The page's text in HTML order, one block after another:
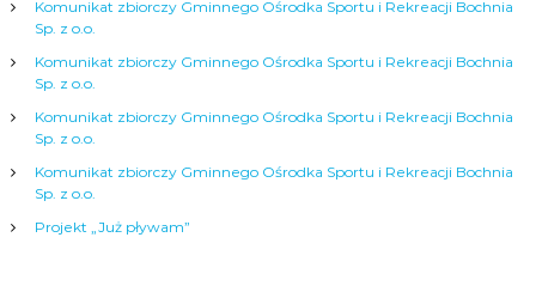
a
w
p
i
Komunikat zbiorczy Gminnego Ośrodka Sportu i Rekreacji Bochnia
Sp. z o.o.
Komunikat zbiorczy Gminnego Ośrodka Sportu i Rekreacji Bochnia
Sp. z o.o.
Komunikat zbiorczy Gminnego Ośrodka Sportu i Rekreacji Bochnia
Sp. z o.o.
Komunikat zbiorczy Gminnego Ośrodka Sportu i Rekreacji Bochnia
Sp. z o.o.
Projekt „Już pływam”